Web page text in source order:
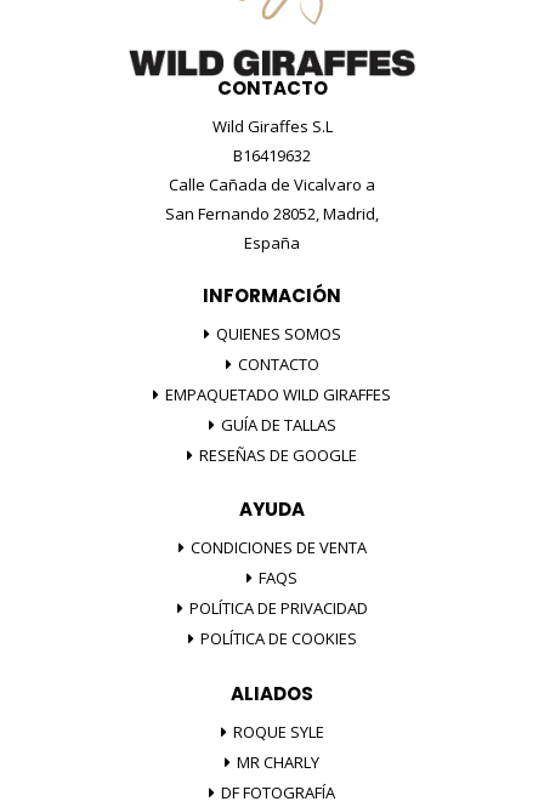
CONTACTO
Wild Giraffes S.L
B16419632
Calle Cañada de Vicalvaro a
San Fernando 28052, Madrid,
España
INFORMACIÓN
QUIENES SOMOS
CONTACTO
EMPAQUETADO WILD GIRAFFES
GUÍA DE TALLAS
RESEÑAS DE GOOGLE
AYUDA
CONDICIONES DE VENTA
FAQS
POLÍTICA DE PRIVACIDAD
POLÍTICA DE COOKIES
ALIADOS
ROQUE SYLE
MR CHARLY
DF FOTOGRAFÍA